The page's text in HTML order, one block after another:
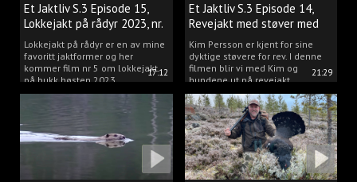
17:12
Et Jaktliv S.3 Episode 15,
Lokkejakt på rådyr 2023, nr.
5Lokkejakt på rådyr er en av mine
favoritt jaktformer og her
kommer film nr 5 om lokkejakt
på bukk høsten 2023.
21:29
Et Jaktliv S.3 Episode 14,
Revejakt med støver med
Kim Persson
Kim Persson er kjent for sine
dyktige støvere for rev. I denne
filmen blir vi med Kim og
hundene ut på revejakt.